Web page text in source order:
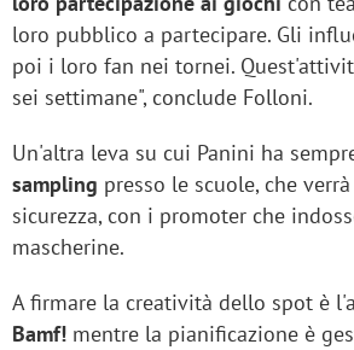
loro pubblico a partecipare. Gli
poi i loro fan nei tornei.
sei settimane", conclude Folloni.
Un'altra leva su cui Panini ha
sampling presso le scuole, che
sicurezza, con i promoter che
mascherine.
A firmare la creatività dello spot è
Bamf! mentre la pianificazione è